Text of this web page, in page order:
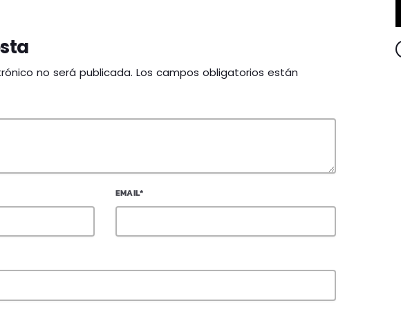
no será publicada. Los campos obligatorios están
EMAIL*